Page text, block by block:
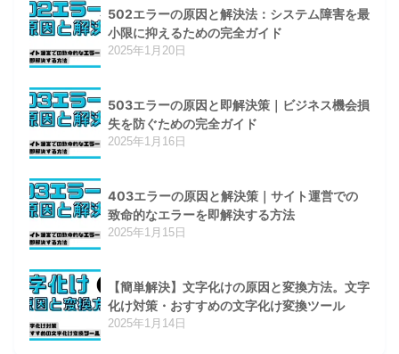
502エラーの原因と解決法：システム障害を最
小限に抑えるための完全ガイド
2025年1月20日
503エラーの原因と即解決策｜ビジネス機会損
失を防ぐための完全ガイド
2025年1月16日
403エラーの原因と解決策｜サイト運営での
致命的なエラーを即解決する方法
2025年1月15日
【簡単解決】文字化けの原因と変換方法。文字
化け対策・おすすめの文字化け変換ツール
2025年1月14日